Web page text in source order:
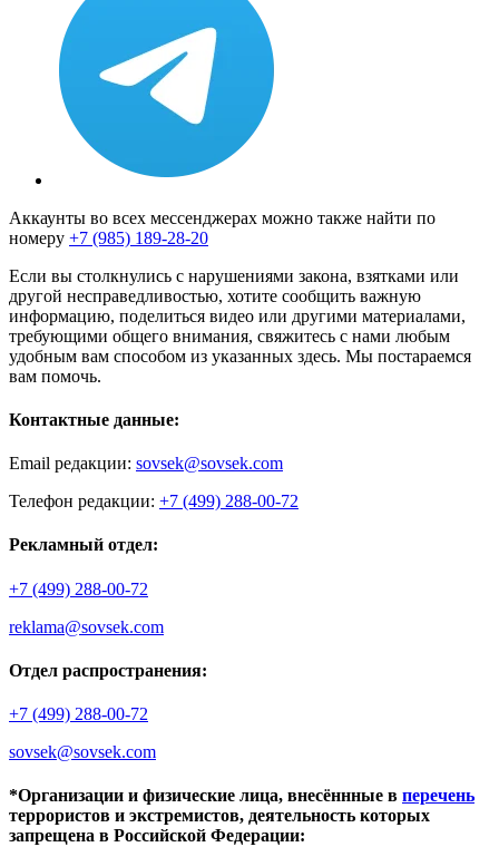
Аккаунты во всех мессенджерах можно также найти по
номеру +7 (985) 189-28-20
Если вы столкнулись с нарушениями закона, взятками или
другой несправедливостью, хотите сообщить важную
информацию, поделиться видео или другими материалами,
требующими общего внимания, свяжитесь с нами любым
удобным вам способом из указанных здесь. Мы постараемся
вам помочь.
Контактные данные:
Email редакции: sovsek@sovsek.com
Телефон редакции: +7 (499) 288-00-72
Рекламный отдел:
+7 (499) 288-00-72
reklama@sovsek.com
Отдел распространения:
+7 (499) 288-00-72
sovsek@sovsek.com
*Организации и физические лица, внесённные в перечень
террористов и экстремистов, деятельность которых
запрещена в Российской Федерации: